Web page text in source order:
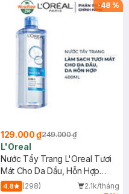
-48 %
129.000 ₫249.000 ₫
L'Oreal
Nước Tẩy Trang L'Oreal Tươi
Mát Cho Da Dầu, Hỗn Hợp
400ml
4.8 (298)
2.1k/tháng